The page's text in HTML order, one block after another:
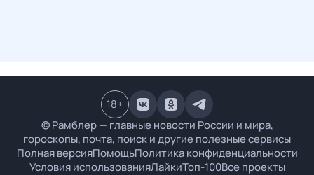
© Рамблер — главные новости России и мира,
гороскопы, почта, поиск и другие полезные сервисы
Полная версияПомощьПолитика конфиденциальности
Условия использованияЛайкиТоп-100Все проекты
18+